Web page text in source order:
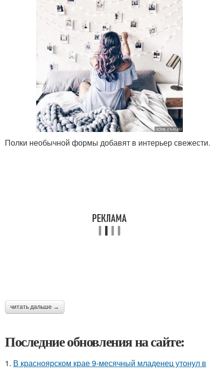
Полки необычной формы добавят в интерьер свежести.
читать дальше →
Последние обновления на сайте:
1. В красноярском крае 9-месячный младенец утонул в